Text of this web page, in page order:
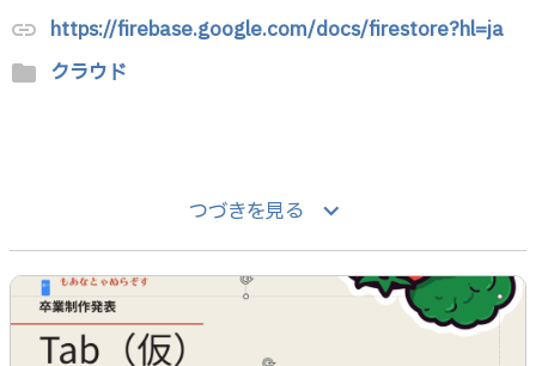
link https://firebase.google.com/docs/firestore?hl=ja
folder クラウド
つづきを見る keyboard_arrow_down